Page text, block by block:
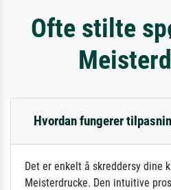
Ofte stilte
Hvordan fungerer
Det er enkelt å skreddersy dine
Meisterdrucke. Den intuitive